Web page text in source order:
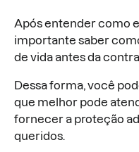
Após entender como
importante saber
de vida antes da
Dessa forma, você
que melhor pode
fornecer a proteção
queridos.